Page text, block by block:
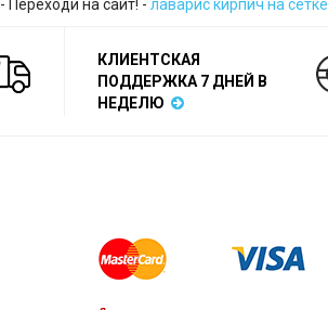
- Переходи на сайт! - лаварис кирпич на сетке
КЛИЕНТСКАЯ
ПОДДЕРЖКА 7 ДНЕЙ В
НЕДЕЛЮ